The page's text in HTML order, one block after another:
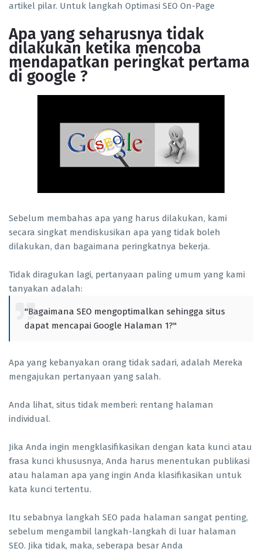
artikel pilar. Untuk langkah Optimasi SEO On-Page
Apa yang seharusnya tidak
dilakukan ketika mencoba
mendapatkan peringkat pertama
di google ?
Sebelum membahas apa yang harus dilakukan, kami
secara singkat mendiskusikan apa yang tidak boleh
dilakukan, dan bagaimana peringkatnya bekerja.
Tidak diragukan lagi, pertanyaan paling umum yang kami
tanyakan adalah:
"Bagaimana SEO mengoptimalkan sehingga situs
dapat mencapai Google Halaman 1?"
Apa yang kebanyakan orang tidak sadari, adalah Mereka
mengajukan pertanyaan yang salah.
Anda lihat, situs tidak memberi: rentang halaman
individual.
Jika Anda ingin mengklasifikasikan dengan kata kunci atau
frasa kunci khususnya, Anda harus menentukan publikasi
atau halaman apa yang ingin Anda klasifikasikan untuk
kata kunci tertentu.
Itu sebabnya langkah SEO pada halaman sangat penting,
sebelum mengambil langkah-langkah di luar halaman
SEO. Jika tidak, maka, seberapa besar Anda